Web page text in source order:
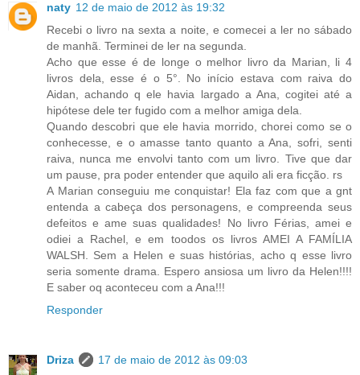
naty 12 de maio de 2012 às 19:32
Recebi o livro na sexta a noite, e comecei a ler no sábado
de manhã. Terminei de ler na segunda.
Acho que esse é de longe o melhor livro da Marian, li 4
livros dela, esse é o 5°. No início estava com raiva do
Aidan, achando q ele havia largado a Ana, cogitei até a
hipótese dele ter fugido com a melhor amiga dela.
Quando descobri que ele havia morrido, chorei como se o
conhecesse, e o amasse tanto quanto a Ana, sofri, senti
raiva, nunca me envolvi tanto com um livro. Tive que dar
um pause, pra poder entender que aquilo ali era ficção. rs
A Marian conseguiu me conquistar! Ela faz com que a gnt
entenda a cabeça dos personagens, e compreenda seus
defeitos e ame suas qualidades! No livro Férias, amei e
odiei a Rachel, e em toodos os livros AMEI A FAMÍLIA
WALSH. Sem a Helen e suas histórias, acho q esse livro
seria somente drama. Espero ansiosa um livro da Helen!!!!
E saber oq aconteceu com a Ana!!!
Responder
Driza
17 de maio de 2012 às 09:03